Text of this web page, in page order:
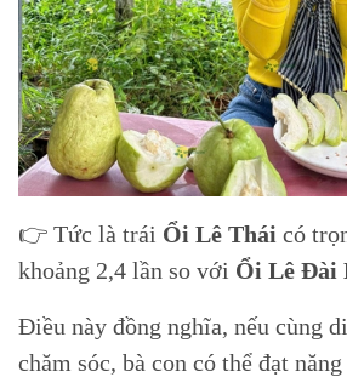
👉 Tức là trái Ổi Lê Thái có
khoảng 2,4 lần so với Ổi Lê Đài
Điều này đồng nghĩa, nếu cùng
chăm sóc, bà con có thể đạt